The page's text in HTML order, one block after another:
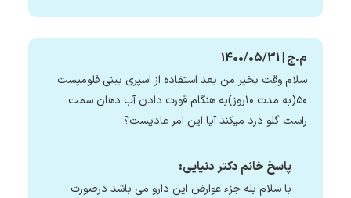
م.ج | 1400/05/31
سلام وقت بخیر من بعد استفاده از اسپری بینی فلومیست
۵۰(به مدت ۱۰روز)به هنگام قورت دادن آب دهان سمت
راست گلو درد میکند آیا این امر عادیست؟
پاسخ خانم دکتر دنیایی:
با سلام بله جزء عوارض این دارو می باشد درصورت